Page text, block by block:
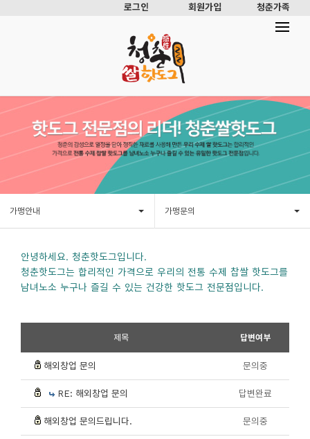
로그인 회원가입 청춘가족
가맹안내 가맹문의
안녕하세요. 청춘핫도그입니다.
청춘핫도그는 합리적인 가격으로 우리의 전통 수제 찹쌀 핫도그를
남녀노소 누구나 즐길 수 있는 건강한 핫도그 전문점입니다.
제목 답변여부
해외창업 문의 문의중
RE: 해외창업 문의 답변완료
해외창업 문의드립니다. 문의중